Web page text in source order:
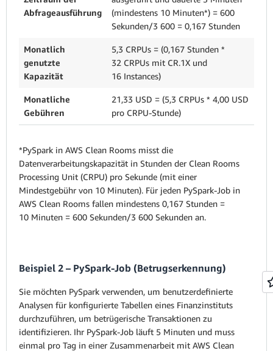
Abfrageausführung
(mindestens 10 Minuten*) = 600
Sekunden/3 600 = 0,167 Stunden
Monatlich
genutzte
Kapazität
5,3 CRPUs = (0,167 Stunden *
32 CRPUs mit CR.1X und
16 Instances)
Monatliche
Gebühren
21,33 USD = (5,3 CRPUs * 4,00 USD
pro CRPU-Stunde)
*PySpark in AWS Clean Rooms misst die
Datenverarbeitungskapazität in Stunden der Clean Rooms
Processing Unit (CRPU) pro Sekunde (mit einer
Mindestgebühr von 10 Minuten). Für jeden PySpark-Job in
AWS Clean Rooms fallen mindestens 0,167 Stunden =
10 Minuten = 600 Sekunden/3 600 Sekunden an.
Beispiel 2 – PySpark-Job (Betrugserkennung)
Sie möchten PySpark verwenden, um benutzerdefinierte
Analysen für konfigurierte Tabellen eines Finanzinstituts
durchzuführen, um betrügerische Transaktionen zu
identifizieren. Ihr PySpark-Job läuft 5 Minuten und muss
einmal pro Tag in einer Zusammenarbeit mit AWS Clean